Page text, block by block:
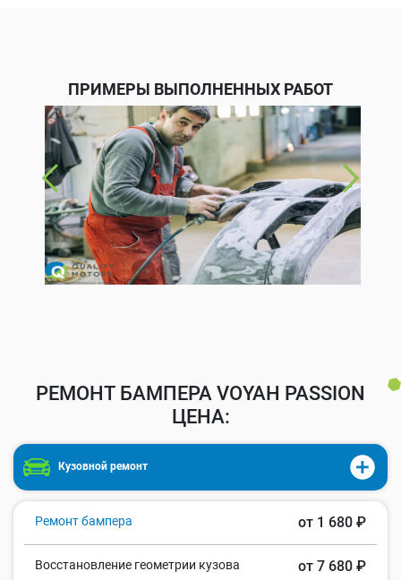
ПРИМЕРЫ ВЫПОЛНЕННЫХ РАБОТ
РЕМОНТ БАМПЕРА VOYAH PASSION
ЦЕНА:
Кузовной ремонт
Ремонт бампера от 1 680 ₽
Восстановление геометрии кузова от 7 680 ₽